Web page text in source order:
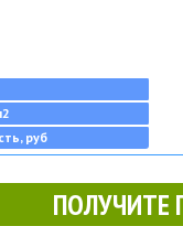
руб
ПОЛУЧИТЕ